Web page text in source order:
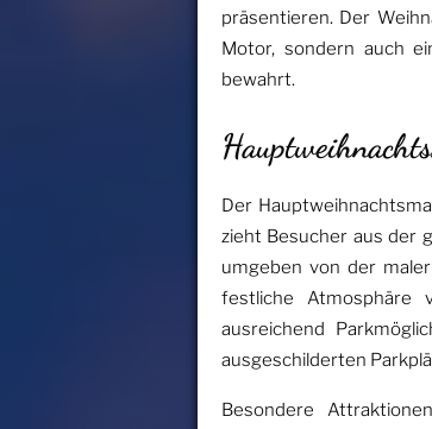
präsentieren. Der
Motor, sondern auch
bewahrt.
Der
zieht Besucher aus der
umgeben von der
festliche Atmosphäre
ausreichend
ausgeschilderten
Besondere